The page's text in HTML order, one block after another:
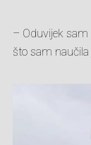
– Oduvijek sam
što sam naučila